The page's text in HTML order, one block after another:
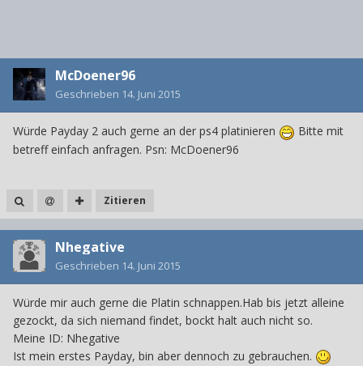
McDoener96
Geschrieben 14. Juni 2015
Würde Payday 2 auch gerne an der ps4 platinieren
Bitte mit
betreff einfach anfragen. Psn: McDoener96
Zitieren
Nhegative
Geschrieben 14. Juni 2015
Würde mir auch gerne die Platin schnappen.Hab bis jetzt alleine
gezockt, da sich niemand findet, bockt halt auch nicht so.
Meine ID: Nhegative
Ist mein erstes Payday, bin aber dennoch zu gebrauchen.